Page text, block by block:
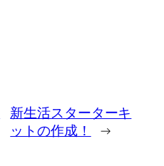
新生活スターターキ
ットの作成！
→